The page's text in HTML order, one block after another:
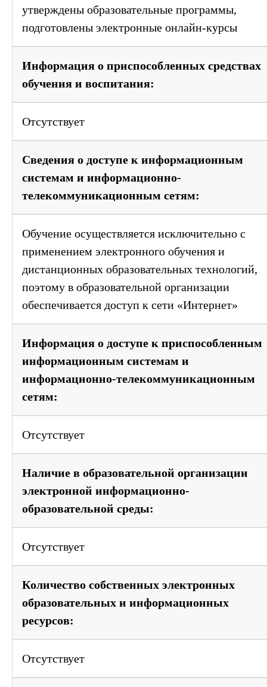
утверждены образовательные программы,
подготовлены электронные онлайн-курсы
Информация о приспособленных средствах
обучения и воспитания:
Отсутствует
Сведения о доступе к информационным
системам и информационно-
телекоммуникационным сетям:
Обучение осуществляется исключительно с
применением электронного обучения и
дистанционных образовательных технологий,
поэтому в образовательной организации
обеспечивается доступ к сети «Интернет»
Информация о доступе к приспособленным
информационным системам и
информационно-телекоммуникационным
сетям:
Отсутствует
Наличие в образовательной организации
электронной информационно-
образовательной среды:
Отсутствует
Количество собственных электронных
образовательных и информационных
ресурсов:
Отсутствует